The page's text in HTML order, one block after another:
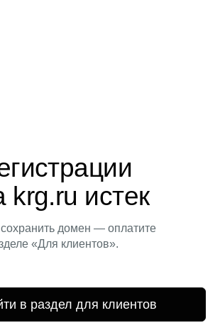
krg.ru истек
домен — оплатите
«Для клиентов».
в раздел для клиентов